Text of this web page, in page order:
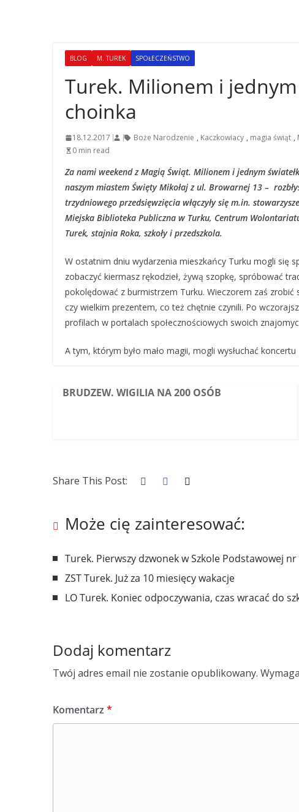
BLOG M. TUREK SPOŁECZEŃSTWO
Turek. Milionem i jednym
choinka
18.12.2017 Boże Narodzenie , Kaczkowiacy , magia świąt ,
0 min read
Za nami weekend z Magią Świąt. Milionem i jednym
naszym miastem Święty Mikołaj z ul. Browarnej 13 –
trzydniowego przedsięwzięcia włączyły się m.in.
Miejska Biblioteka Publiczna w Turku, Centrum
Turek, stajnia Roka, szkoły i przedszkola.
W ostatnim dniu wydarzenia mieszkańcy Turku mogli się
zobaczyć kiermasz rękodzieł, żywą szopkę, spróbować
pokolędować z burmistrzem Turku. Wieczorem zaś
czy wielkim prezentem, co też chętnie czynili. Po
profilach w portalach społecznościowych swoich
A tym, którym było mało magii, mogli wysłuchać
BRUDZEW. WIGILIA NA 200 OSÓB
Share This Post:
Może cię zainteresować:
Turek. Pierwszy dzwonek w Szkole Podstawowej nr
ZST Turek. Już za 10 miesięcy wakacje
LO Turek. Koniec odpoczywania, czas wracać do
Dodaj komentarz
Twój adres email nie zostanie opublikowany.
Komentarz *